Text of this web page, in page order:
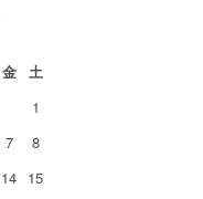
金
土
1
7
8
14 15